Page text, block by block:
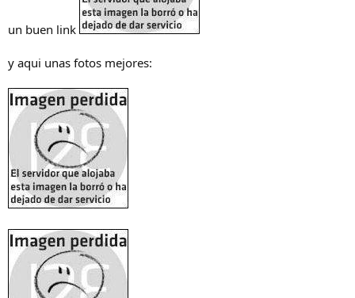
un buen link
y aqui unas fotos mejores: